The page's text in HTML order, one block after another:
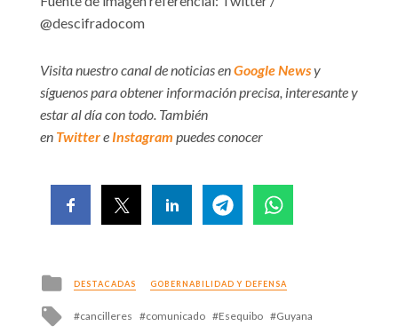
@descifradocom
Visita nuestro canal de noticias enGoogle Newsy
síguenos para obtener información precisa, interesante y
estar al día con todo. También
en Twittere Instagram puedes conocer
Posted
in
DESTACADAS GOBERNABILIDAD Y DEFENSA
Tagged
cancilleres comunicado Esequibo
Guyana